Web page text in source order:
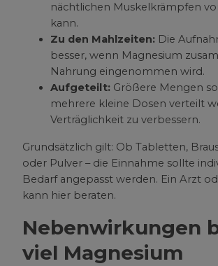
nächtlichen Muskelkrämpfen
kann.
Zu den Mahlzeiten: Die
besser, wenn Magnesium
Nahrung eingenommen wird.
Aufgeteilt: Größere Mengen
mehrere kleine Dosen verteilt
Verträglichkeit zu verbessern.
Grundsätzlich gilt: Ob Tabletten,
oder Pulver – die Einnahme sollte
Bedarf angepasst werden. Ein Arzt
kann hier beraten.
Nebenwirkungen
viel Magnesium